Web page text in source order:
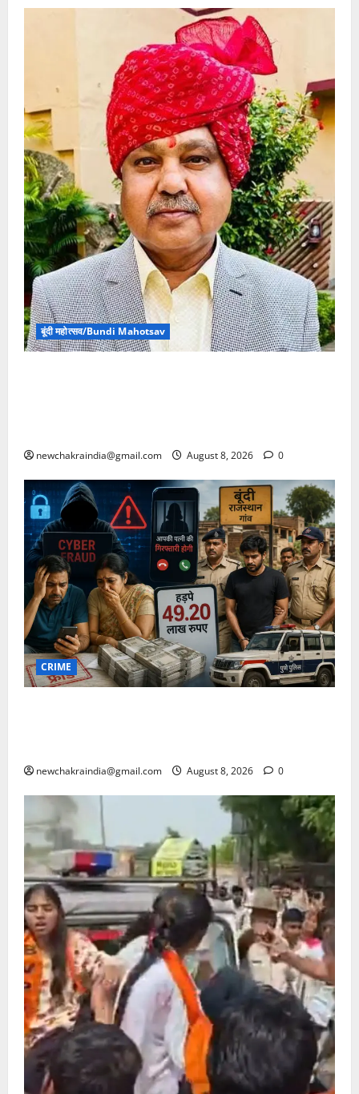
बूंदी महोत्सव/Bundi Mahotsav
newchakraindia@gmail.com August 8, 2026 0
CRIME
newchakraindia@gmail.com August 8, 2026 0